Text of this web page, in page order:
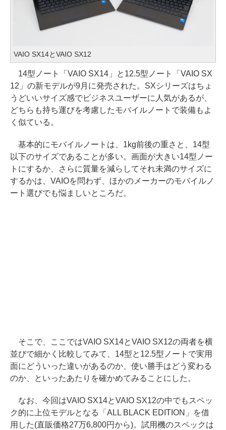
VAIO SX14とVAIO SX12
14型ノート「VAIO SX14」と12.5型ノート「VAIO SX
12」の新モデルが9月に発売された。SXシリーズはちょ
うどいいサイズ感でビジネスユーザーに人気があるが、
どちらも持ち運びを考慮したモバイルノートで装備もよ
く似ている。
基本的にモバイルノートは、1kg前後の重さと、14型
以下のサイズであることが多い。画面が大きい14型ノー
トにするか、さらに質量を減らしてそれ未満のサイズに
するかは、VAIOを問わず、ほかのメーカーのモバイルノ
ート選びでも悩ましいところだ。
そこで、ここではVAIO SX14とVAIO SX12の両者を横
並びで細かく比較してみて、14型と12.5型ノートで実用
面にどういった違いがあるのか、使い勝手はどう変わる
のか、といったあたりを確かめてみることにした。
なお、今回はVAIO SX14とVAIO SX12の中でもスペッ
ク的に上位モデルとなる「ALL BLACK EDITION」を借
用した(直販価格27万6,800円から)。試用機のスペックは